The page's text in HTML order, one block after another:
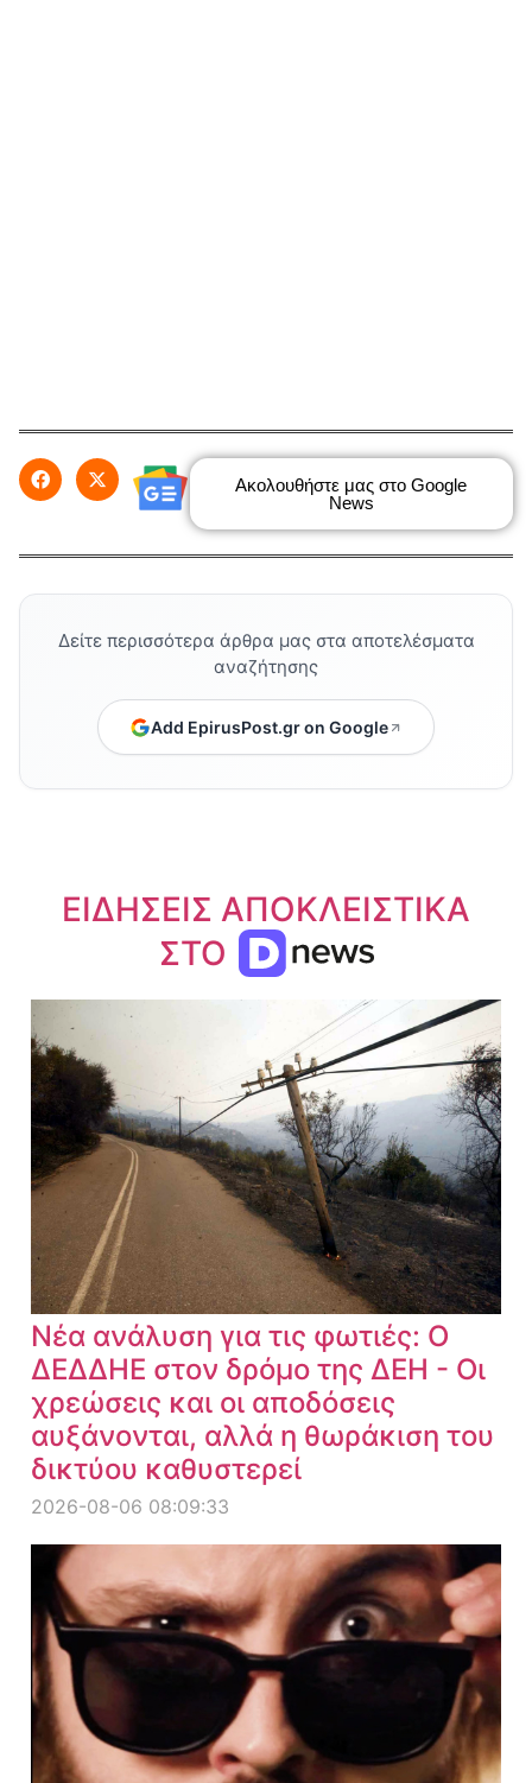
Ακολουθήστε μας στο Google
News
Δείτε περισσότερα άρθρα μας στα αποτελέσματα
αναζήτησης
Add EpirusPost.gr on Google
ΕΙΔΗΣΕΙΣ ΑΠΟΚΛΕΙΣΤΙΚΑ
ΣΤΟ
Νέα ανάλυση για τις φωτιές: Ο
ΔΕΔΔΗΕ στον δρόμο της ΔΕΗ - Οι
χρεώσεις και οι αποδόσεις
αυξάνονται, αλλά η θωράκιση του
δικτύου καθυστερεί
2026-08-06 08:09:33